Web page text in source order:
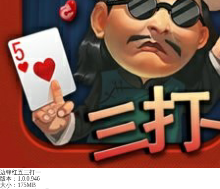
边锋红五三打一
版本：1.0.0.946
大小：175MB